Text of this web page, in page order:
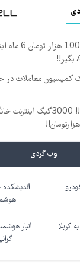
🎉با ماهی فقط 100
وب گردی
اندیشکده
کربلا
انبار